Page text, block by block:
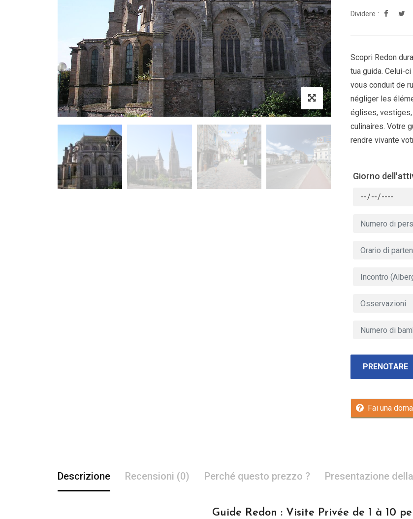
Dividere :
Scopri Redon
tua guida. Celui-
vous conduit de
négliger les
églises,
culinaires. Votre
rendre vivante
Giorno
PRENOTARE
Fai una
Descrizione Recensioni (0) Perché questo prezzo ? Presentazione
Guide Redon : Visite Privée de 1 à 10